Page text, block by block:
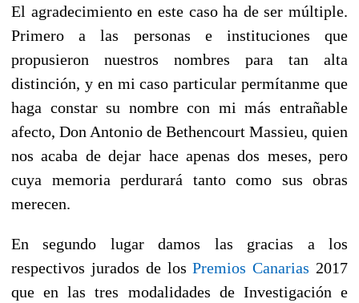
El agradecimiento en este caso ha de ser múltiple.
Primero a las personas e instituciones que
propusieron nuestros nombres para tan alta
distinción, y en mi caso particular permítanme que
haga constar su nombre con mi más entrañable
afecto, Don Antonio de Bethencourt Massieu, quien
nos acaba de dejar hace apenas dos meses, pero
cuya memoria perdurará tanto como sus obras
merecen.
En segundo lugar damos las gracias a los
respectivos jurados de losPremios Canarias 2017
que en las tres modalidades de Investigación e